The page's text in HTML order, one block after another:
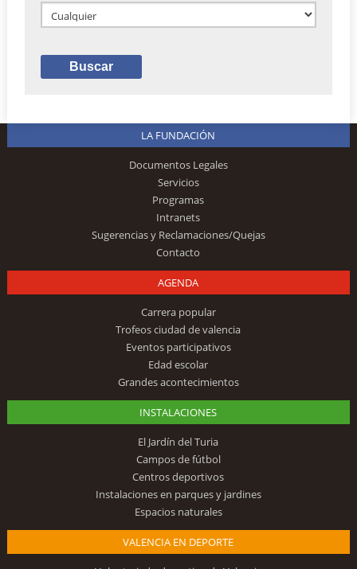
LA FUNDACIÓN
Documentos Legales
Servicios
Programas
Intranets
Sugerencias y Reclamaciones/Quejas
Contacto
AGENDA
Carrera popular
Trofeos ciudad de valencia
Eventos participativos
Edad escolar
Grandes acontecimientos
INSTALACIONES
El Jardín del Turia
Campos de fútbol
Centros deportivos
Instalaciones en parques y jardines
Espacios naturales
VALENCIA EN DEPORTE